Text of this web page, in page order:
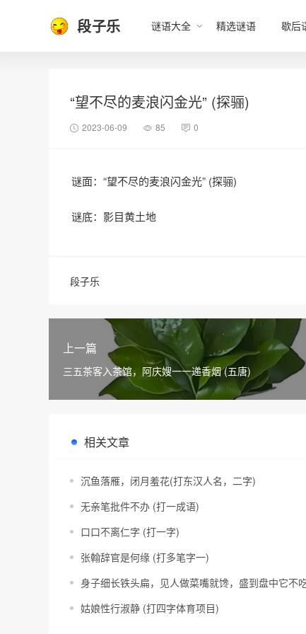
段子乐 谜语大全 精选谜语 歇后
“望不尽的麦浪闪金光” (探骊)
2023-06-09 85 0
谜面：“望不尽的麦浪闪金光” (探骊)
谜底：影目黄土地
段子乐
上一篇
三五茶客入茶馆，阿庆嫂一一递香烟 (五唐)
相关文章
沉鱼落雁，闭月羞花(打东汉人名，二字)
无亲笔批件不办 (打一成语)
口口不离仁字 (打一字)
张翰辞官是何缘 (打多笔字一)
身子细长铁头扁，见人做菜嘴就馋，盛到盘中它不
姑娘性行淑静 (打四字体育项目)